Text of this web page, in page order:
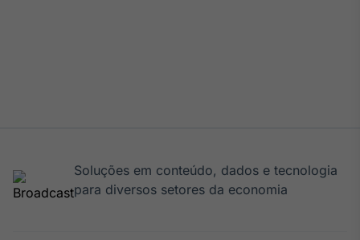
Soluções em conteúdo, dados e tecnologia
para diversos setores da economia